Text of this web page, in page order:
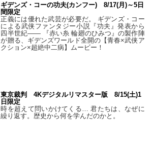
ギデンズ・コーの功夫(カンフー) 8/17(月)～5日
間限定
正義には優れた武芸が必要だ。 ギデンズ・コー
による武侠ファンタジー小説『功夫』発表から
四半世紀―― 『赤い糸 輪廻のひみつ』の製作陣
が贈る、ギデンズワールド全開の【青春×武侠ア
クション×超絶中二病】ムービー！
東京裁判 4Kデジタルリマスター版 8/15(土)1
日限定
時を超えて問いかけてくる… 君たちは、なぜに
繰り返す。歴史から何を学んだのかと。